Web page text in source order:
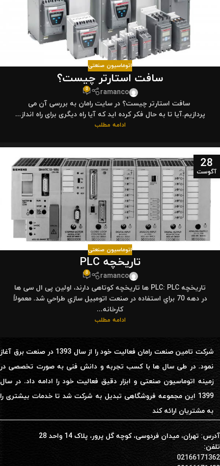
اتوماسیون صنعتی
سافت استارتر چیست؟
ramanco
0
سافت استارتر چیست؟ در سایت رامان به بررسی آن می
پردازیم.آیا تا به حال فکر کرده اید که آیا راه دیگری برای راه انداز...
ادامه مطلب
28
آگوست
اتوماسیون صنعتی
تاریخچه PLC
ramanco
0
تاریخچه PLC: PLC ها تاریخچه کوتاهی دارند، اولین پی ال سی ها
در دهه 70 ﺑﺮاي اﺳﺘﻔﺎده در ﺻﻨﻌﺖ اﺗﻮﻣﺒﻴﻞ ﺳﺎزي ﻃﺮاﺣﻲ ﺷﺪ. معمولاً
کارخانه...
ادامه مطلب
شرکت تامین صنعت رامان فعالیت خود را از سال 1393 در صنعت برق آغاز
نمود. در طی سال ها با کسب تجربه و دانش فنی به صورت تخصصی در
زمینه اتوماسیون صنعتی و ابزار دقیق فعالیت خود را ادامه داد. در سال
1399 این مجموعه فروشگاهی تبدیل به شرکت شد تا خدمات بیشتری را
به مشتریان ارائه کند
آدرس: تهران، میدان فردوسی، کوچه گل پرور، پلاک 14 واحد 28
تلفن:
02166171362